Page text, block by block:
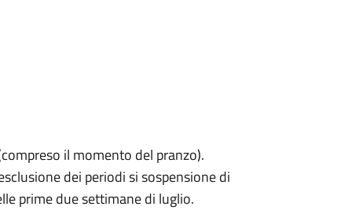
il momento del pranzo).
dei periodi si sospensione di
prime due settimane di luglio.